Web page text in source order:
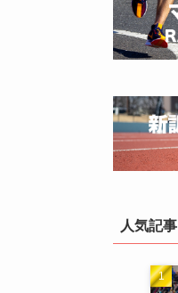
人気記事